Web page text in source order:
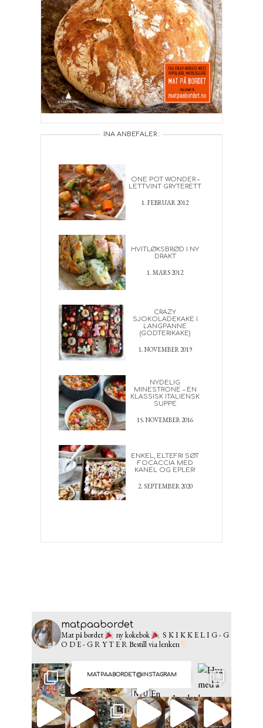
INA ANBEFALER :
ONE POT WONDER –
LETTVINT GRYTERETT
1. FEBRUAR 2012
HVITLØKSBRØD I NY
DRAKT
1. MARS 2012
CRAZY
SJOKOLADEKAKE I
LANGPANNE
(GODTERIKAKE)
1. NOVEMBER 2019
NYDELIG
MINESTRONE – EN
KLASSISK ITALIENSK
SUPPE
15. NOVEMBER 2016
ENKEL, ELTEFRI SØT
FOCACCIA MED
KANEL OG EPLER!
2. SEPTEMBER 2020
MATPAABORDET@INSTAGRAM
matpaabordet
Mat på bordet ny kokebok
S K I K K E L I G - G
O D E - G R Y T E RBestill via lenken